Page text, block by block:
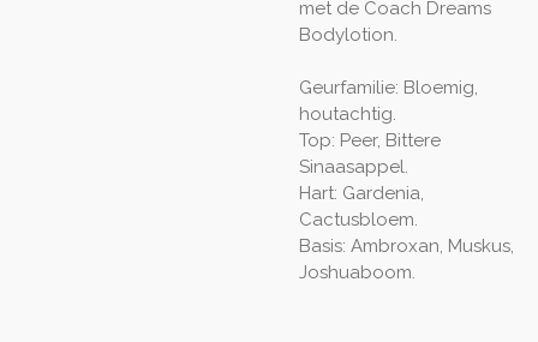
met de Coach Dreams
Bodylotion.
Geurfamilie: Bloemig,
houtachtig.
Top: Peer, Bittere
Sinaasappel.
Hart: Gardenia,
Cactusbloem.
Basis: Ambroxan, Muskus,
Joshuaboom.